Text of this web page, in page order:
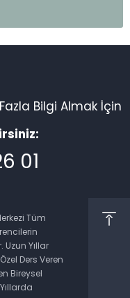
Bilgi Almak İçin
01
Tüm
Uzun Yıllar
Ders Veren
Bireysel